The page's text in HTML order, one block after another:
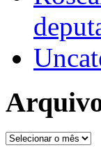
Arquivos